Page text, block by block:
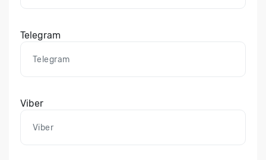
Telegram
Viber